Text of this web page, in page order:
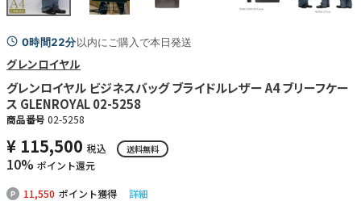
0時間22分以内にご購入で本日発送
グレンロイヤル
グレンロイヤル ビジネスバッグ ブライドルレザー A4 ブリーフケー
ス GLENROYAL 02-5258
商品番号 02-5258
¥ 115,500 税込 送料無料
10% ポイント還元
11,550 ポイント獲得
詳細